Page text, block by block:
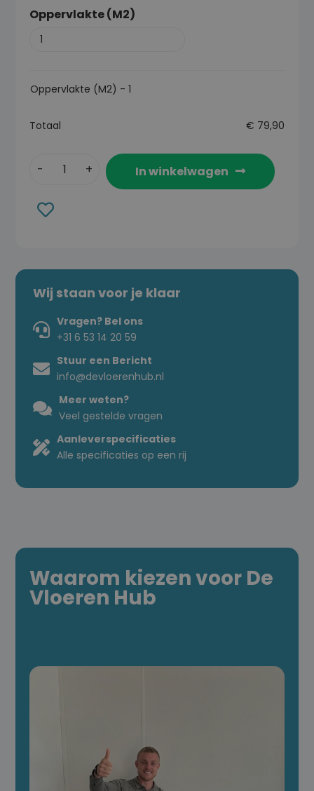
Oppervlakte (M2)
Oppervlakte (M2) -1
Totaal € 79,90
In winkelwagen
Wij staan voor je klaar
Vragen? Bel ons
+31 6 53 14 20 59
Stuur een Bericht
info@devloerenhub.nl
Meer weten?
Veel gestelde vragen
Aanleverspecificaties
Alle specificaties op een rij
Waarom kiezen voor De
Vloeren Hub